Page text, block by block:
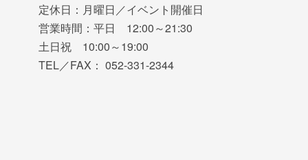
定休日：月曜日／イベント開催日
営業時間：平日 12:00～21:30
土日祝 10:00～19:00
TEL／FAX： 052-331-2344